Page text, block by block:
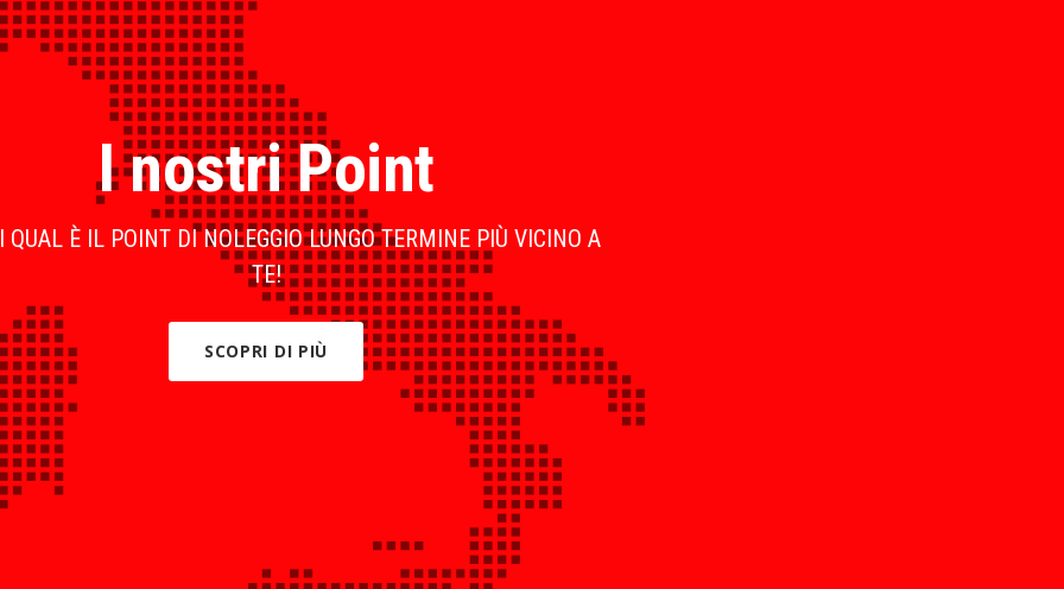
I nostri Point
QUAL È IL POINT DI NOLEGGIO LUNGO TERMINE PIÙ VICINO A
TE!
SCOPRI DI PIÙ